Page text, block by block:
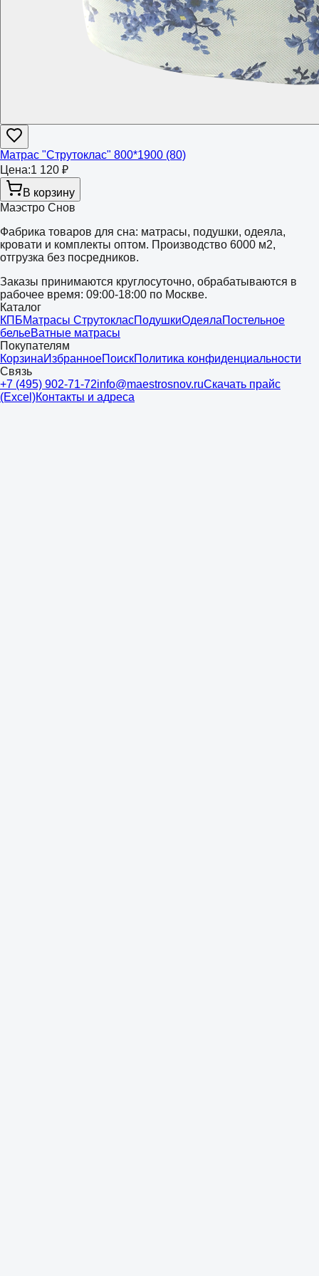
Матрас "Струтоклас" 800*1900 (80)
Цена:1 120 ₽
В корзину
Маэстро Снов
Фабрика товаров для сна: матрасы, подушки, одеяла,
кровати и комплекты оптом. Производство 6000 м2,
отгрузка без посредников.
Заказы принимаются круглосуточно, обрабатываются в
рабочее время: 09:00-18:00 по Москве.
Каталог
КПБМатрасы СтрутокласПодушкиОдеялаПостельное
бельеВатные матрасы
Покупателям
КорзинаИзбранноеПоискПолитика конфиденциальности
Связь
+7 (495) 902-71-72info@maestrosnov.ruСкачать прайс
(Excel)Контакты и адреса